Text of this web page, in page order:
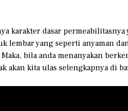
karakter dasar
yang seperti anyaman
bila anda menanyakan
akan kita ulas selengkapnya di